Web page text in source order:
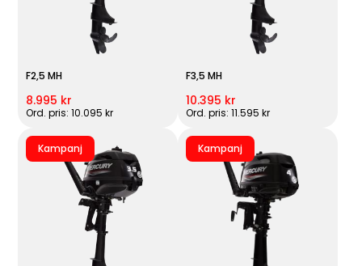
F2,5 MH
8.995 kr
Ord. pris: 10.095 kr
F3,5 MH
10.395 kr
Ord. pris: 11.595 kr
Kampanj Kampanj